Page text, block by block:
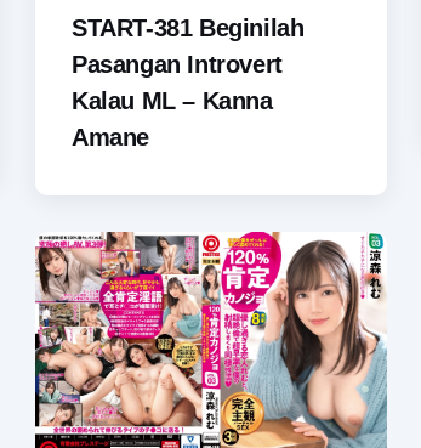
START-381 Beginilah
Pasangan Introvert
Kalau ML – Kanna
Amane